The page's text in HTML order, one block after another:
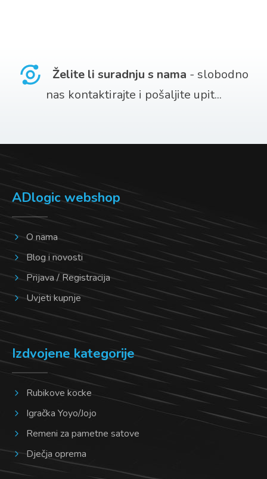
Želite li suradnju s nama - slobodno
nas kontaktirajte i pošaljite upit...
ADlogic webshop
O nama
Blog i novosti
Prijava / Registracija
Uvjeti kupnje
Izdvojene kategorije
Rubikove kocke
Igračka Yoyo/Jojo
Remeni za pametne satove
Dječja oprema